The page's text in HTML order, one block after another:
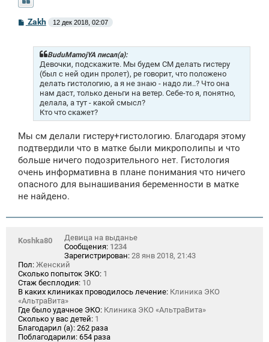
С
о
Zakh 12 дек 2018, 02:07
BuduMamojYA писал(а):
Девочки, подскажите. Мы будем СМ делать гистеру
(был с ней один пролет), ре говорит, что положено
делать гистологию, а я не знаю - надо ли..? Что она
нам даст, только деньги на ветер. Себе-то я, понятно,
делала, а тут - какой смысл?
Кто что скажет?
Мы см делали гистеру+гистологию. Благодаря этому
подтвердили что в матке были микрополипы и что
больше ничего подозрительного нет. Гистология
очень информативна в плане понимания что ничего
опасного для вынашивания беременности в матке
не найдено.
Koshka80
Девица на выданье
Сообщения: 1234
Зарегистрирован: 28 янв 2018, 21:43
Пол: Женский
Сколько попыток ЭКО: 1
Стаж бесплодия: 10
В каких клиниках проводилось лечение: Клиника ЭКО
«АльтраВита»
Где было удачное ЭКО: Клиника ЭКО «АльтраВита»
Сколько у вас детей: 1
Благодарил (а): 262 раза
Поблагодарили: 654 раза